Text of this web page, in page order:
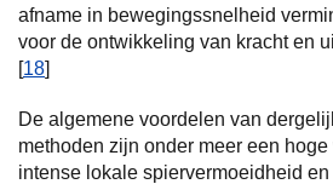
afname in bewegingssnelheid
voor de ontwikkeling van kracht en
[18]
De algemene voordelen van
methoden zijn onder meer een
intense lokale spiervermoeidheid